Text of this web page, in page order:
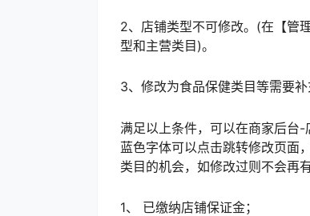
2、店铺类型不可修改。(在【管
型和主营类目)。
3、修改为食品保健类目等需要补
满足以上条件，可以在商家后台
蓝色字体可以点击跳转修改页面
类目的机会，如修改过则不会再
1、 已缴纳店铺保证金；